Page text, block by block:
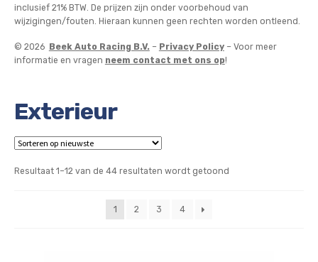
Exterieur
Resultaat 1–12 van de 44 resultaten wordt getoondGesorteerd
1
2 3 4
inclusief 21% BTW. De prijzen zijn onder voorbehoud van
wijzigingen/fouten. Hieraan kunnen geen rechten worden ontleend.
© 2026 Beek Auto Racing B.V. – Privacy Policy– Voor meer
informatie en vragen neem contact met ons op!